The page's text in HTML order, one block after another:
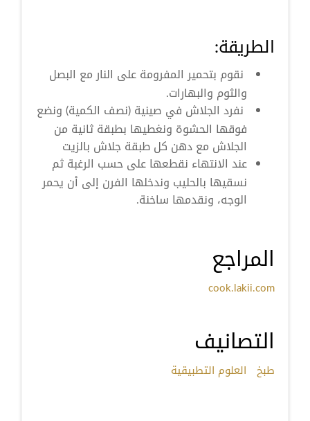
الطريقة:
نقوم بتحمير المفرومة على النار مع البصل
والثوم والبهارات.
نفرد الجلاش في صينية (نصف الكمية) ونضع
فوقها الحشوة ونغطيها بطبقة ثانية من
الجلاش مع دهن كل طبقة جلاش بالزيت
عند الانتهاء نقطعها على حسب الرغبة ثم
نسقيها بالحليب وندخلها الفرن إلى أن يحمر
الوجه، ونقدمها ساخنة.
المراجع
cook.lakii.com
التصانيف
طبخ العلوم التطبيقية